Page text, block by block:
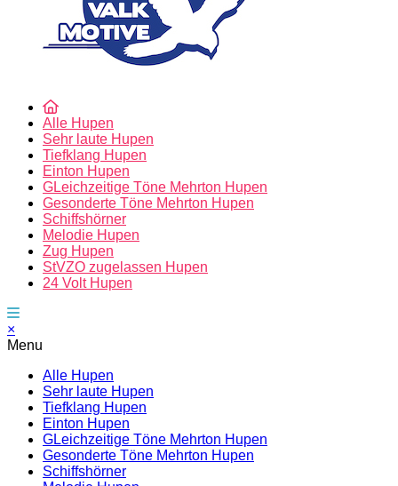
Alle Hupen
Sehr laute Hupen
Tiefklang Hupen
Einton Hupen
GLeichzeitige Töne Mehrton Hupen
Gesonderte Töne Mehrton Hupen
Schiffshörner
Melodie Hupen
Zug Hupen
StVZO zugelassen Hupen
24 Volt Hupen
×
Menu
Alle Hupen
Sehr laute Hupen
Tiefklang Hupen
Einton Hupen
GLeichzeitige Töne Mehrton Hupen
Gesonderte Töne Mehrton Hupen
Schiffshörner